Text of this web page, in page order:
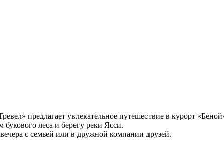
предлагает увлекательное путешествие в курорт
леса и берегу реки Ясси.
с семьей или в дружной компании друзей.